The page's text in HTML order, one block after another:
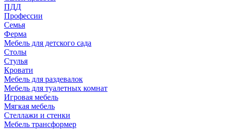
ПДД
Профессии
Семья
Ферма
Мебель для детского сада
Столы
Cтулья
Кровати
Мебель для раздевалок
Мебель для туалетных комнат
Игровая мебель
Мягкая мебель
Стеллажи и стенки
Мебель трансформер